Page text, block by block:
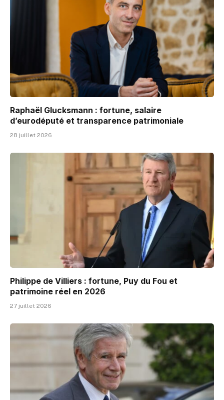
Raphaël Glucksmann : fortune, salaire
d’eurodéputé et transparence patrimoniale
28 juillet 2026
Philippe de Villiers : fortune, Puy du Fou et
patrimoine réel en 2026
27 juillet 2026